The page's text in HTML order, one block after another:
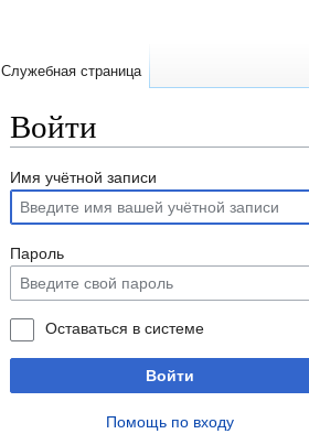
Войти
Перейти
навигации
Перейти
поиску
Имя учётной записи
Пароль
Оставаться в системе
Войти
Помощь по входу
Служебная страница